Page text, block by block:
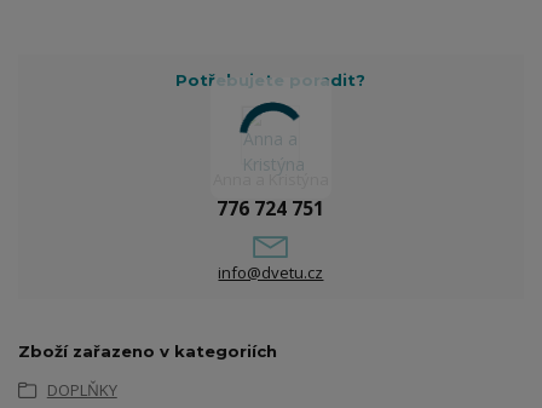
Potřebujete poradit?
Anna a Kristýna
776 724 751
info@dvetu.cz
Zboží zařazeno v kategoriích
DOPLŇKY